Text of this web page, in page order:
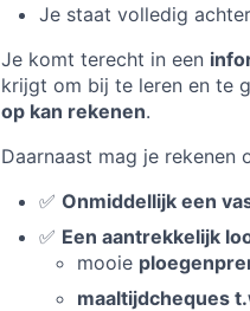
Je staat volledig
Je komt terecht in een
krijgt om bij te leren en te
op kan rekenen.
Daarnaast mag je rekenen
✅ Onmiddellijk een
✅ Een aantrekkelijk
mooie
maaltijdcheques